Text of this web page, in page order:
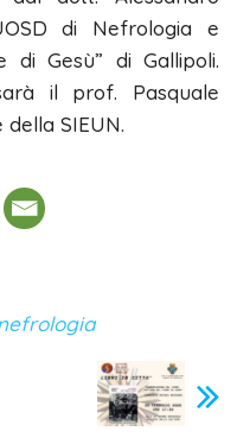
di Nefrologia e
di Gesù” di Gallipoli.
il prof. Pasquale
SIEUN.